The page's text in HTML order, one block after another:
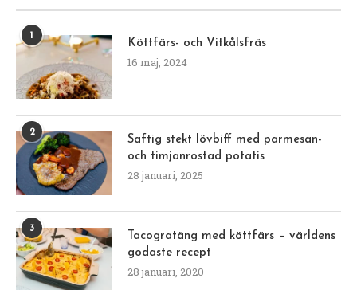
Köttfärs- och Vitkålsfräs
16 maj, 2024
2
Saftig stekt lövbiff med parmesan-
och timjanrostad potatis
28 januari, 2025
3
Tacogratäng med köttfärs – världens
godaste recept
28 januari, 2020